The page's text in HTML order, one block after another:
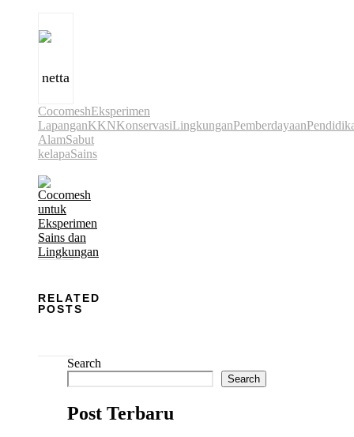
netta
CocomeshEksperimen
LapanganKKNKonservasiLingkunganPemberdayaan
AlamSabut
kelapaSains
RELATED
POSTS
Search
Search
Post Terbaru